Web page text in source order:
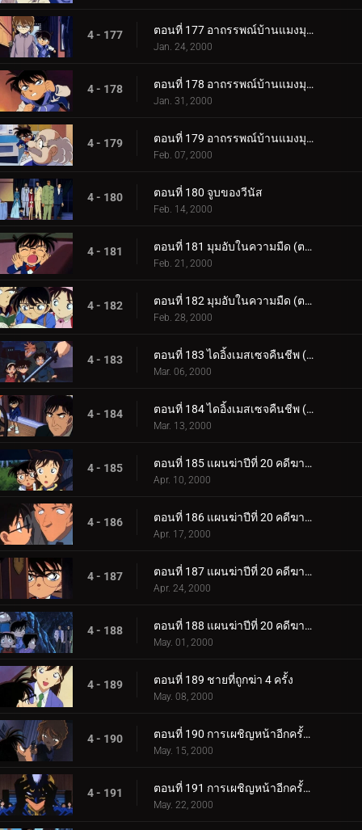
4 - 177 ตอนที่ 177 อาถรรพณ์บ้านแมงมุมที่ทตโทริ (ภาคคดี)
Jan. 24, 2000
4 - 178 ตอนที่ 178 อาถรรพณ์บ้านแมงมุมที่ทตโทริ (ภาคสงสัย)
Jan. 31, 2000
4 - 179 ตอนที่ 179 อาถรรพณ์บ้านแมงมุมที่ทตโทริ (ภาคปิดคดี)
Feb. 07, 2000
4 - 180 ตอนที่ 180 จูบของวีนัส
Feb. 14, 2000
4 - 181 ตอนที่ 181 มุมอับในความมืด (ตอนแรก)
Feb. 21, 2000
4 - 182 ตอนที่ 182 มุมอับในความมืด (ตอนจบ)
Feb. 28, 2000
4 - 183 ตอนที่ 183 ไดอิ้งเมสเซจคืนชีพ (ตอนแรก)
Mar. 06, 2000
4 - 184 ตอนที่ 184 ไดอิ้งเมสเซจคืนชีพ (ตอนจบ)
Mar. 13, 2000
4 - 185 ตอนที่ 185 แผนฆ่าปีที่ 20 คดีฆาตกรรมต่อเนื่อง ซิมโฟนี่หมายเลข 1 (ตอนพิเศษ ตอนแรก)
Apr. 10, 2000
4 - 186 ตอนที่ 186 แผนฆ่าปีที่ 20 คดีฆาตกรรมต่อเนื่อง ซิมโฟนี่หมายเลข 1 (ตอนพิเศษ ตอนที่ 2)
Apr. 17, 2000
4 - 187 ตอนที่ 187 แผนฆ่าปีที่ 20 คดีฆาตกรรมต่อเนื่อง ซิมโฟนี่หมายเลข 1 (ตอนพิเศษ ตอนที่ 3)
Apr. 24, 2000
4 - 188 ตอนที่ 188 แผนฆ่าปีที่ 20 คดีฆาตกรรมต่อเนื่อง ซิมโฟนี่หมายเลข 1 (ตอนพิเศษ ตอนจบ)
May. 01, 2000
4 - 189 ตอนที่ 189 ชายที่ถูกฆ่า 4 ครั้ง
May. 08, 2000
4 - 190 ตอนที่ 190 การเผชิญหน้าอีกครั้งกับองค์กรชุดดำ (ภาคไฮบาระ)
May. 15, 2000
4 - 191 ตอนที่ 191 การเผชิญหน้าอีกครั้งกับองค์กรชุดดำ (ภาคโคนัน)
May. 22, 2000